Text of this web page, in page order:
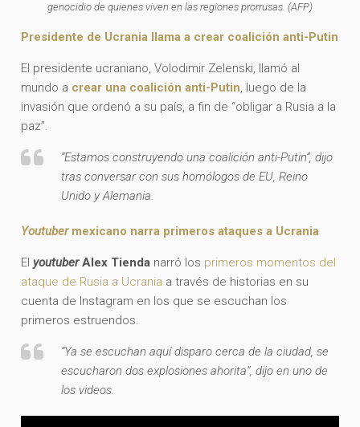
genocidio de quienes viven en las regiones prorrusas. (AFP)
Presidente de Ucrania llama a crear coalición anti-Putin
El presidente ucraniano, Volodimir Zelenski, llamó al
mundo a crear una coalición anti-Putin, luego de la
invasión que ordenó a su país, a fin de “obligar a Rusia a la
paz”.
“Estamos construyendo una coalición anti-Putin”, dijo
tras conversar con sus homólogos de EU, Reino
Unido y Alemania.
Youtubermexicano narra primeros ataques a Ucrania
El youtuberAlex Tienda narró los primeros momentos del
ataque de Rusia a Ucrania a través de historias en su
cuenta de Instagram en los que se escuchan los
primeros estruendos.
“Ya se escuchan aquí disparo cerca de la ciudad, se
escucharon dos explosiones ahorita”, dijo en uno de
los videos.